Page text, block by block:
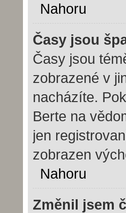
Nahoru
Časy jsou
Časy jsou
zobrazené v
nacházíte.
Berte na
jen
zobrazen
Nahoru
Změnil jsem